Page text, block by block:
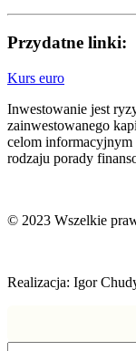
Przydatne linki:
Kurs euro
Inwestowanie jest
zainwestowanego
celom informacyjnym
rodzaju porady
© 2023 Wszelkie
Realizacja: Igor